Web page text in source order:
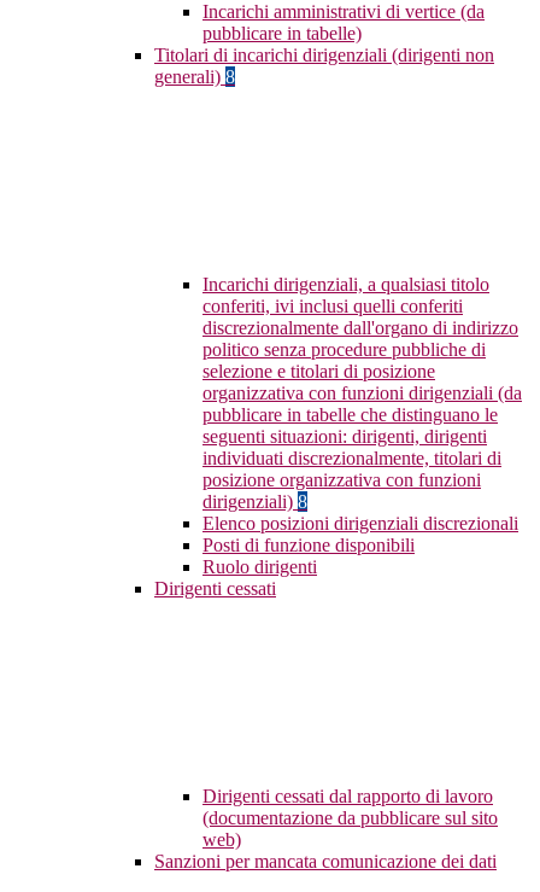
Incarichi amministrativi di vertice (da
pubblicare in tabelle)
Titolari di incarichi dirigenziali (dirigenti non
generali) 8
Incarichi dirigenziali, a qualsiasi titolo
conferiti, ivi inclusi quelli conferiti
discrezionalmente dall'organo di indirizzo
politico senza procedure pubbliche di
selezione e titolari di posizione
organizzativa con funzioni dirigenziali (da
pubblicare in tabelle che distinguano le
seguenti situazioni: dirigenti, dirigenti
individuati discrezionalmente, titolari di
posizione organizzativa con funzioni
dirigenziali) 8
Elenco posizioni dirigenziali discrezionali
Posti di funzione disponibili
Ruolo dirigenti
Dirigenti cessati
Dirigenti cessati dal rapporto di lavoro
(documentazione da pubblicare sul sito
web)
Sanzioni per mancata comunicazione dei dati